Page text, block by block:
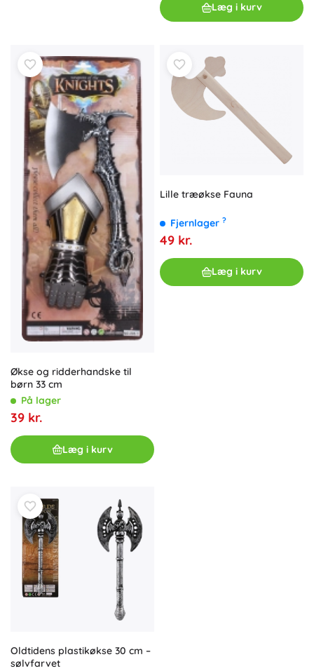
Læg i kurv
Økse og ridderhandske til
børn 33 cm
På lager
39 kr.
Læg i kurv
Lille træøkse Fauna
Fjernlager ?
49 kr.
Læg i kurv
Oldtidens plastikøkse 30 cm –
sølvfarvet